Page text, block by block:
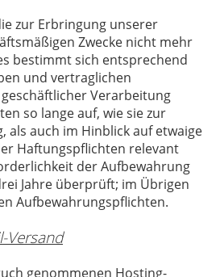
zur Erbringung unserer
Zwecke nicht mehr
bestimmt sich entsprechend
und vertraglichen
geschäftlicher Verarbeitung
so lange auf, wie sie zur
als auch im Hinblick auf etwaige
Haftungspflichten relevant
der Aufbewahrung
Jahre überprüft; im Übrigen
Aufbewahrungspflichten.
Versand
genommenen Hosting-